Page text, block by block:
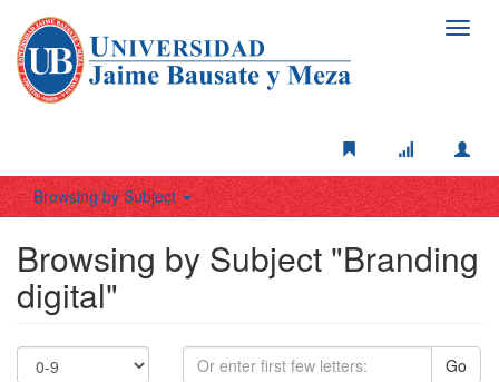
Browsing by Subject
Browsing by Subject "Branding
digital"
Go